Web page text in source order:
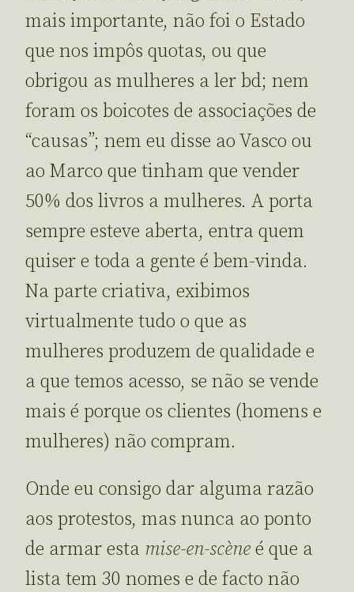
mais importante, não foi o Estado
que nos impôs quotas, ou que
obrigou as mulheres a ler bd; nem
foram os boicotes de associações de
“causas”; nem eu disse ao Vasco ou
ao Marco que tinham que vender
50% dos livros a mulheres. A porta
sempre esteve aberta, entra quem
quiser e toda a gente é bem-vinda.
Na parte criativa, exibimos
virtualmente tudo o que as
mulheres produzem de qualidade e
a que temos acesso, se não se vende
mais é porque os clientes (homens e
mulheres) não compram.
Onde eu consigo dar alguma razão
aos protestos, mas nunca ao ponto
de armar esta mise-en-scène é que a
lista tem 30 nomes e de facto não